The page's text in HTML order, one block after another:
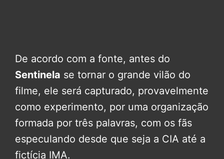
De acordo com a fonte, antes do
Sentinela se tornar o grande vilão do
filme, ele será capturado, provavelmente
como experimento, por uma organização
formada por três palavras, com os fãs
especulando desde que seja a CIA até a
fictícia IMA.